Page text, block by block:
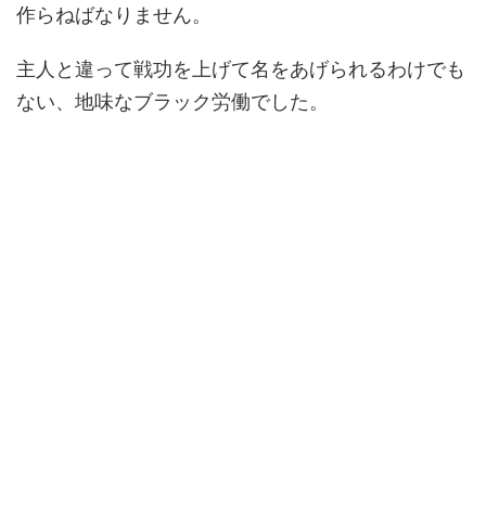
作らねばなりません。
主人と違って戦功を上げて名をあげられるわけでも
ない、地味なブラック労働でした。